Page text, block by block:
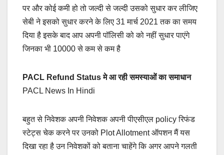
पर और कोई कमी हो तो जल्दी से जल्दी उसको सुधार कर लीजिए
सेबी ने इसको सुधार करने के लिए 31 मार्च 2021 तक का समय
दिया है इसके बाद आप अपनी पॉलिसी को को नहीं सुधार पाएंगे
जिनका भी 10000 से कम से कम है
PACL Refund Status मे आ रही समस्याओं का समाधान
PACL News In Hindi
बहुत से निवेशक अपनी निवेशक अपनी पीएसीएल policy रिफंड
स्टेट्स चेक करने पर उनको Plot Allotment ऑपशन मैं यस
दिखा रहा है उन निवेशकों को बताना चाहेंगे कि अगर आपने गलती